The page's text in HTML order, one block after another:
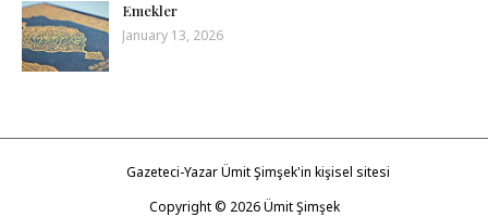
Emekler
January 13, 2026
Gazeteci-Yazar Ümit Şimşek'in kişisel sitesi
Copyright © 2026Ümit Şimşek